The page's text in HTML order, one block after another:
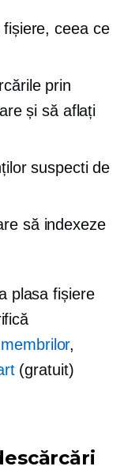
ceea ce
prin
și să aflați
suspecti de
să indexeze
plasa fișiere
,
(gratuit)